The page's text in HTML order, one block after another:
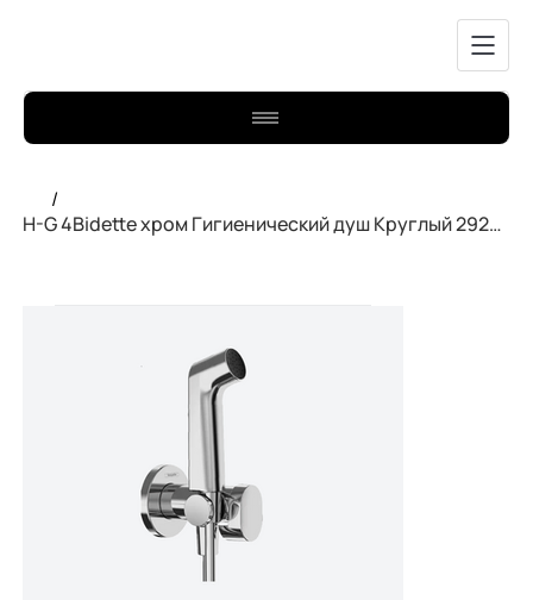
/
H-G 4Bidette хром Гигиенический душ Круглый 29232000